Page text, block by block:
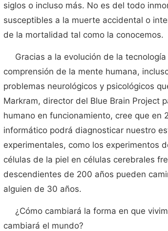
siglos o incluso más. No es del todo
susceptibles a la muerte accidental o
de la mortalidad tal como la conocemos.
Gracias a la evolución de la
comprensión de la mente humana,
problemas neurológicos y psicológicos
Markram, director del Blue Brain Project
humano en funcionamiento, cree que en
informático podrá diagnosticar nuestro
experimentales, como los experimentos
células de la piel en células cerebrales
descendientes de 200 años pueden
alguien de 30 años.
¿Cómo cambiará la forma en que
cambiará el mundo?